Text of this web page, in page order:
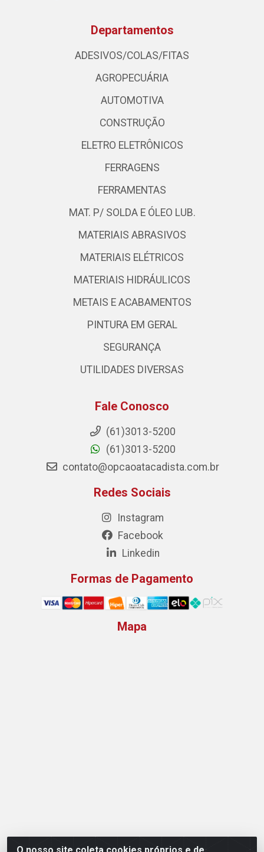
Departamentos
ADESIVOS/COLAS/FITAS
AGROPECUÁRIA
AUTOMOTIVA
CONSTRUÇÃO
ELETRO ELETRÔNICOS
FERRAGENS
FERRAMENTAS
MAT. P/ SOLDA E ÓLEO LUB.
MATERIAIS ABRASIVOS
MATERIAIS ELÉTRICOS
MATERIAIS HIDRÁULICOS
METAIS E ACABAMENTOS
PINTURA EM GERAL
SEGURANÇA
UTILIDADES DIVERSAS
Fale Conosco
(61)3013-5200
(61)3013-5200
contato@opcaoatacadista.com.br
Redes Sociais
Instagram
Facebook
Linkedin
Formas de Pagamento
Mapa